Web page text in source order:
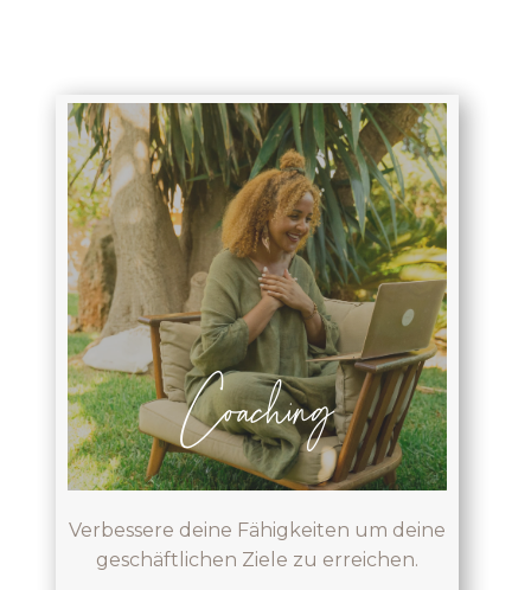
Coaching
Verbessere deine Fähigkeiten um deine
geschäftlichen Ziele zu erreichen.